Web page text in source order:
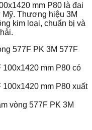
mm P80 là đai
Thương hiệu 3M
kim loại, chuẩn bị và
577F PK 3M 577F
mm P80 có
mm P80 xuất
vòng 577F PK 3M